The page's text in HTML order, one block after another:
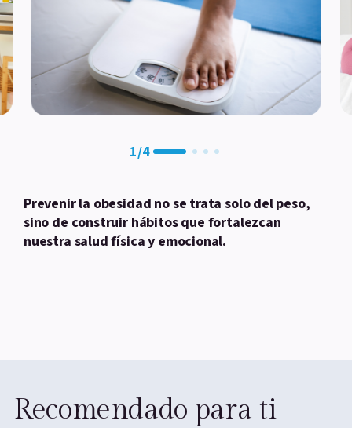
1/4
Prevenir la obesidad no se trata solo del peso,
sino de construir hábitos que fortalezcan
nuestra salud física y emocional.
Recomendado para ti